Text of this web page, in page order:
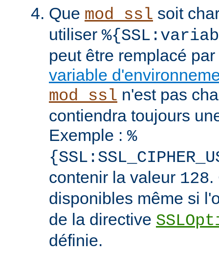
Que mod_ssl soit
utiliser
peut être remplacé
variable
mod_ssl n'est pas
contiendra toujours
Exemple : %
contenir la valeur 128.
disponibles même si
de la directive
définie.